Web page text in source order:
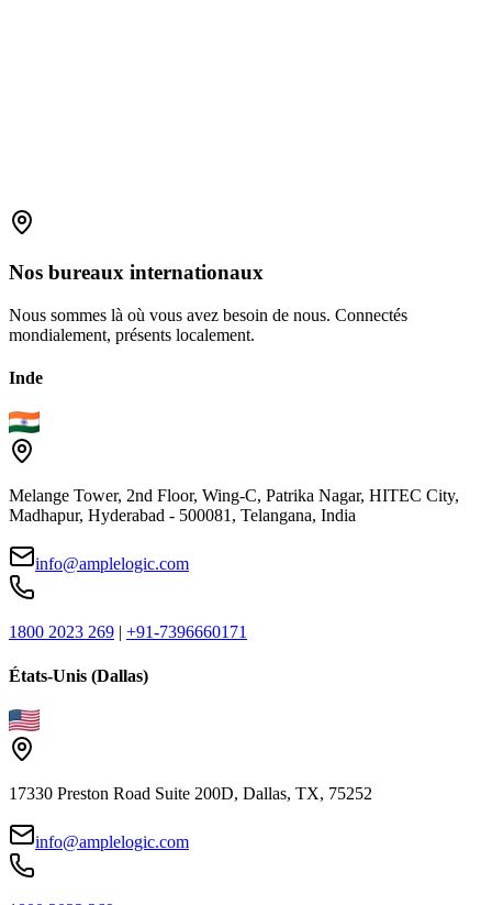
Nos bureaux internationaux
Nous sommes là où vous avez besoin de nous. Connectés
mondialement, présents localement.
Inde
Melange Tower, 2nd Floor, Wing-C, Patrika Nagar, HITEC City,
Madhapur, Hyderabad - 500081, Telangana, India
info@amplelogic.com
1800 2023 269 | +91-7396660171
États-Unis (Dallas)
17330 Preston Road Suite 200D, Dallas, TX, 75252
info@amplelogic.com